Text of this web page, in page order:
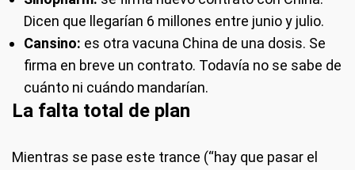
Dicen que llegarían 6 millones entre junio y julio.
Cansino: es otra vacuna China de una dosis. Se
firma en breve un contrato. Todavía no se sabe de
cuánto ni cuándo mandarían.
La falta total de plan
Mientras se pase este trance (“hay que pasar el